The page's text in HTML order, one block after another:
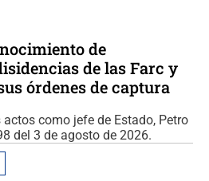
de
de las Farc y
órdenes de captura
como jefe de Estado, Petro
del 3 de agosto de 2026.